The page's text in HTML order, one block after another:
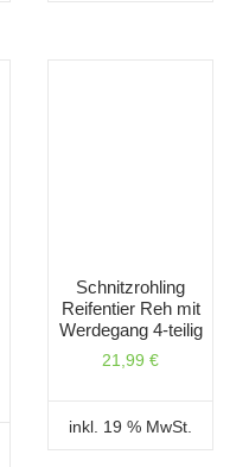
Schnitzrohling
Reifentier Reh mit
Werdegang 4-teilig
21,99€
inkl. 19 % MwSt.